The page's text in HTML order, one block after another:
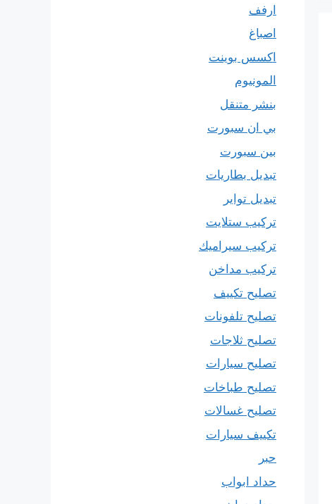
ارفف
اصباغ
اكسس بوينت
المونيوم
بنشر متنقل
بي ان سبورت
بين سبورت
تبديل بطاريات
تبديل تواير
تركيب ستلايت
تركيب سيراميك
تركيب مداخن
تصليح تكييف
تصليح تلفونات
تصليح ثلاجات
تصليح سيارات
تصليح طباخات
تصليح غسالات
تكييف سيارات
حبر
حداد ابواب